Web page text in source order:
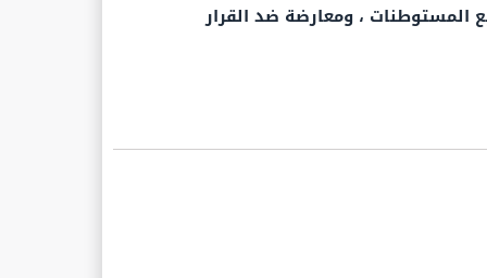
المستوطنات ، ومعارضة ضد القرار